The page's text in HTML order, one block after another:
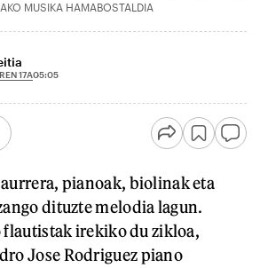
MUSIKA HAMABOSTALDIA
17A05:05
pianoak, biolinak eta
dituzte melodia lagun.
irekiko du zikloa,
Jose Rodriguez piano